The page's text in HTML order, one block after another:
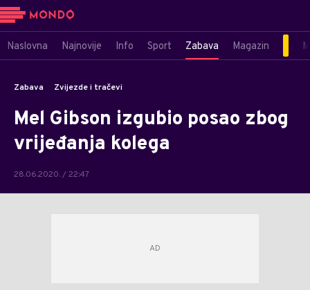
Naslovna Najnovije Info Sport Zabava Magazin
Zabava Zvijezde i tračevi
Mel Gibson izgubio posao zbog
vrijeđanja kolega
28.06.2020. / 22:47